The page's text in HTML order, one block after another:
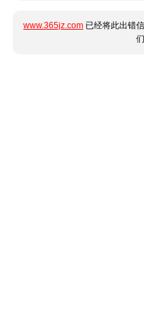
www.365jz.com 已经将此出错